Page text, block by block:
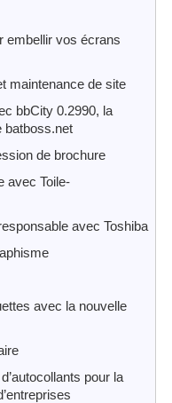
embellir vos écrans
maintenance de site
bbCity 0.2990, la
batboss.net
de brochure
avec Toile-
avec Toshiba
avec la nouvelle
pour la